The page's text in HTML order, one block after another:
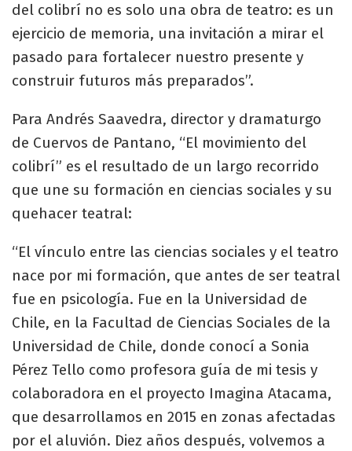
del colibrí no es solo una obra de teatro: es un
ejercicio de memoria, una invitación a mirar el
pasado para fortalecer nuestro presente y
construir futuros más preparados”.
Para Andrés Saavedra, director y dramaturgo
de Cuervos de Pantano, “El movimiento del
colibrí” es el resultado de un largo recorrido
que une su formación en ciencias sociales y su
quehacer teatral:
“El vínculo entre las ciencias sociales y el teatro
nace por mi formación, que antes de ser teatral
fue en psicología. Fue en la Universidad de
Chile, en la Facultad de Ciencias Sociales de la
Universidad de Chile, donde conocí a Sonia
Pérez Tello como profesora guía de mi tesis y
colaboradora en el proyecto Imagina Atacama,
que desarrollamos en 2015 en zonas afectadas
por el aluvión. Diez años después, volvemos a